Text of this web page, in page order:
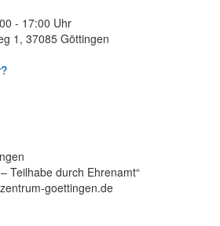
- 17:00 Uhr
1, 37085 Göttingen
Teilhabe durch Ehrenamt“
goettingen.de